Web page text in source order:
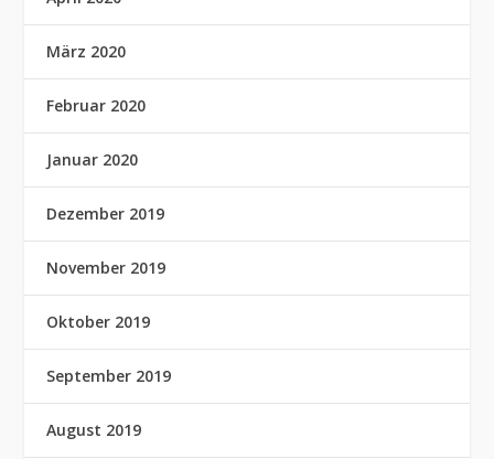
März 2020
Februar 2020
Januar 2020
Dezember 2019
November 2019
Oktober 2019
September 2019
August 2019